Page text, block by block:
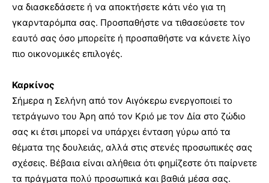
να διασκεδάσετε ή να αποκτήσετε κάτι νέο για τη
γκαρνταρόμπα σας. Προσπαθήστε να τιθασεύσετε τον
εαυτό σας όσο μπορείτε ή προσπαθήστε να κάνετε λίγο
πιο οικονομικές επιλογές.
Καρκίνος
Σήμερα η Σελήνη από τον Αιγόκερω ενεργοποιεί το
τετράγωνο του Άρη από τον Κριό με τον Δία στο ζώδιο
σας κι έτσι μπορεί να υπάρχει ένταση γύρω από τα
θέματα της δουλειάς, αλλά στις στενές προσωπικές σας
σχέσεις. Βέβαια είναι αλήθεια ότι φημίζεστε ότι παίρνετε
τα πράγματα πολύ προσωπικά και βαθιά μέσα σας.